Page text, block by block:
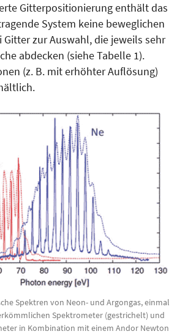
Gitterpo­sitionierung enthält das
System keine beweglichen
Gitter zur Auswahl, die jeweils sehr
abdecken (siehe Tabelle 1).
(z. B. mit erhöhter Auf­lö­sung)
Spektren von Neon- und Argongas, einmal
Spektrometer (gestrichelt) und
in Kombination mit einem Andor Newton